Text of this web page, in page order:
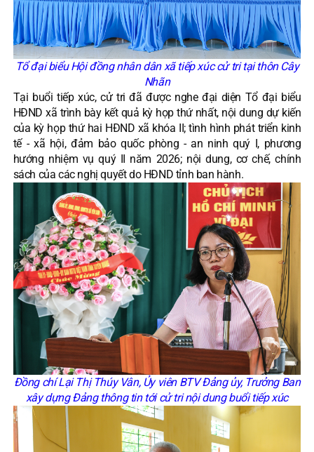
Tổ đại biểu Hội đồng nhân dân xã tiếp xúc cử tri tại thôn Cây
Nhãn
Tại buổi tiếp xúc, cử tri đã được nghe đại diện Tổ đại biểu
HĐND xã trình bày kết quả kỳ họp thứ nhất, nội dung dự kiến
của kỳ họp thứ hai HĐND xã khóa II; tình hình phát triển kinh
tế - xã hội, đảm bảo quốc phòng - an ninh quý I, phương
hướng nhiệm vụ quý II năm 2026; nội dung, cơ chế, chính
sách của các nghị quyết do HĐND tỉnh ban hành.
Đồng chí Lại Thị Thúy Vân, Ủy viên BTV Đảng ủy, Trưởng Ban
xây dựng Đảng thông tin tới cử tri nội dung buổi tiếp xúc